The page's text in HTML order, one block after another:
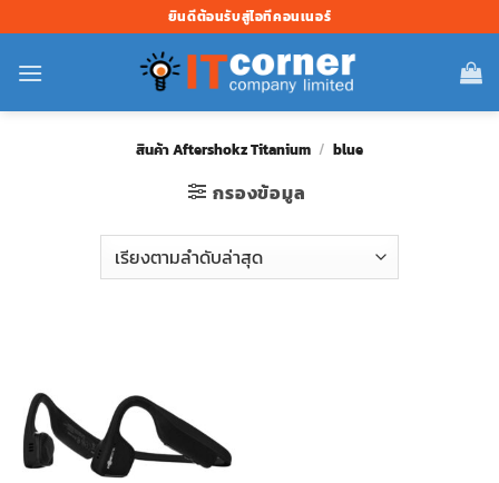
ไป
ยัง
ยินดีต้อนรับสู่ไอทีคอนเนอร์
สินค้า Aftershokz Titanium / blue
กรองข้อมูล